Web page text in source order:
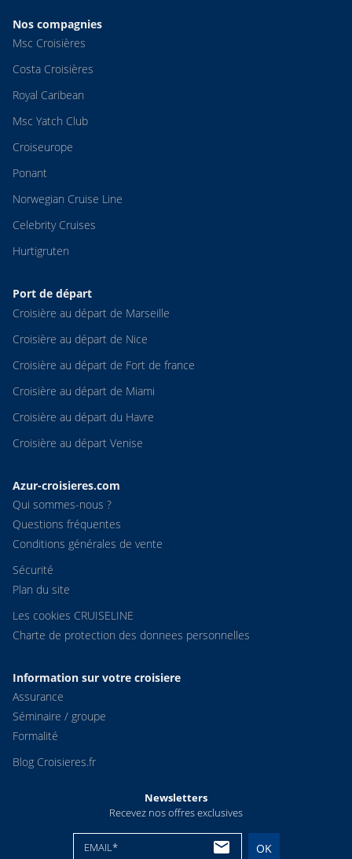
Nos compagnies
Msc Croisières
Costa Croisières
Royal Caribean
Msc Yatch Club
Croiseurope
Ponant
Norwegian Cruise Line
Celebrity Cruises
Hurtigruten
Port de départ
Croisière au départ de Marseille
Croisière au départ de Nice
Croisière au départ de Fort de france
Croisière au départ de Miami
Croisière au départ du Havre
Croisière au départ Venise
Azur-croisieres.com
Qui sommes-nous ?
Questions fréquentes
Conditions générales de vente
Sécurité
Plan du site
Les cookies CRUISELINE
Charte de protection des donnees personnelles
Information sur votre croisiere
Assurance
Séminaire / groupe
Formalité
Blog Croisieres.fr
Newsletters
Recevez nos offres exclusives
EMAIL* OK